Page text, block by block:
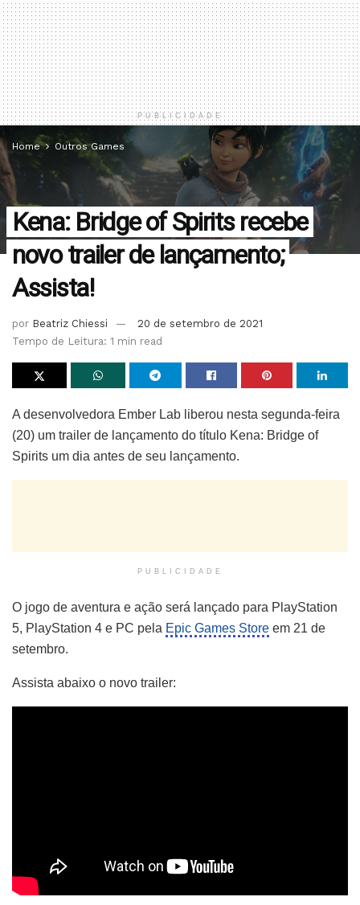
PUBLICIDADE
Home Outros Games
Kena: Bridge of Spirits recebe
novo trailer de lançamento;
Assista!
por Beatriz Chiessi
20 de setembro de 2021
Tempo de Leitura: 1 min read
A desenvolvedora Ember Lab liberou nesta segunda-feira
(20) um trailer de lançamento do título Kena: Bridge of
Spirits um dia antes de seu lançamento.
PUBLICIDADE
O jogo de aventura e ação será lançado para PlayStation
5, PlayStation 4 e PC pela Epic Games Store em 21 de
setembro.
Assista abaixo o novo trailer: